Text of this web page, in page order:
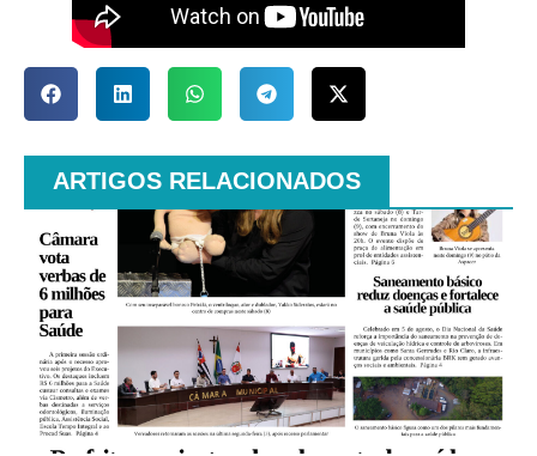
ARTIGOS RELACIONADOS